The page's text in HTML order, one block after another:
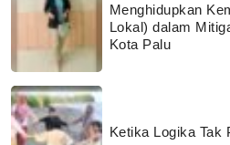
Menghidupkan
Lokal) dalam
Kota Palu
Ketika Logika Tak